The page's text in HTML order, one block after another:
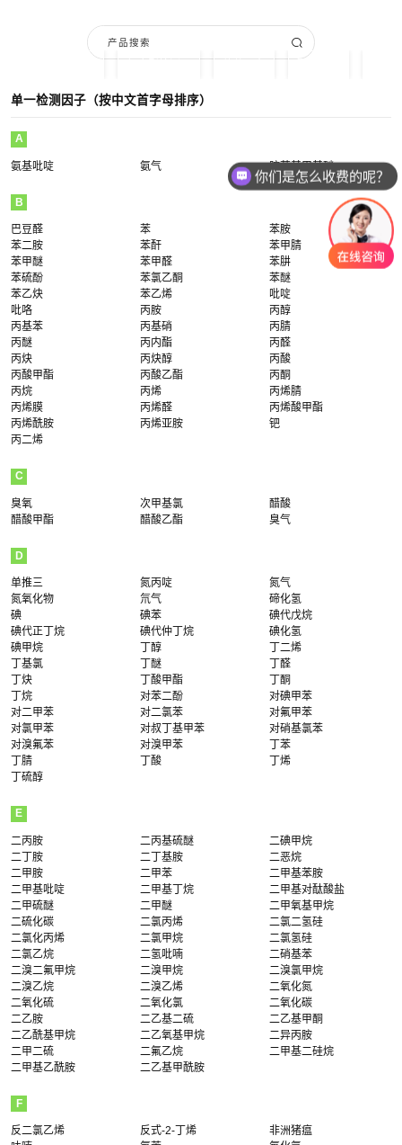
单一检测因子（按中文首字母排序）
A
氨基吡啶 氨气 胺苯基甲基醚
B
巴豆醛 苯
苯胺
苯二胺
苯酐
苯甲腈
苯甲醚
苯甲醛
苯肼
苯硫酚
苯氯乙酮
苯醚
苯乙炔
苯乙烯
吡啶
吡咯
丙胺
丙醇
丙基苯
丙基硝
丙腈
丙醚
丙内酯
丙醛
丙炔
丙炔醇
丙酸
丙酸甲酯
丙酸乙酯
丙酮
丙烷
丙烯
丙烯腈
丙烯膜
丙烯醛
丙烯酸甲酯
丙烯酰胺
丙烯亚胺
钯
丙二烯
C
臭氧 次甲基氯
醋酸
醋酸甲酯
醋酸乙酯 臭气
D
单推三 氮丙啶
氮气
氮氧化物
氘气
碲化氢
碘
碘苯
碘代戊烷
碘代正丁烷
碘代仲丁烷
碘化氢
碘甲烷
丁醇
丁二烯
丁基氯
丁醚
丁醛
丁炔
丁酸甲酯
丁酮
丁烷
对苯二酚
对碘甲苯
对二甲苯
对二氯苯
对氟甲苯
对氯甲苯
对叔丁基甲苯
对硝基氯苯
对溴氟苯
对溴甲苯
丁苯
丁腈
丁酸
丁烯
丁硫醇
E
二丙胺 二丙基硫醚
二碘甲烷
二丁胺
二丁基胺
二恶烷
二甲胺
二甲苯
二甲基苯胺
二甲基吡啶
二甲基丁烷
二甲基对酞酸盐
二甲硫醚
二甲醚
二甲氧基甲烷
二硫化碳
二氯丙烯
二氯二氢硅
二氯化丙烯
二氯甲烷
二氯氢硅
二氯乙烷
二氢吡喃
二硝基苯
二溴二氟甲烷
二溴甲烷
二溴氯甲烷
二溴乙烷
二溴乙烯
二氧化氮
二氧化硫
二氧化氯
二氧化碳
二乙胺
二乙基二硫
二乙基甲酮
二乙酰基甲烷
二乙氧基甲烷
二异丙胺
二甲二硫
二氟乙烷
二甲基二硅烷
二甲基乙酰胺
二乙基甲酰胺
F
反二氯乙烯 反式-2-丁烯
非洲猪瘟
你们是怎么收费的呢？